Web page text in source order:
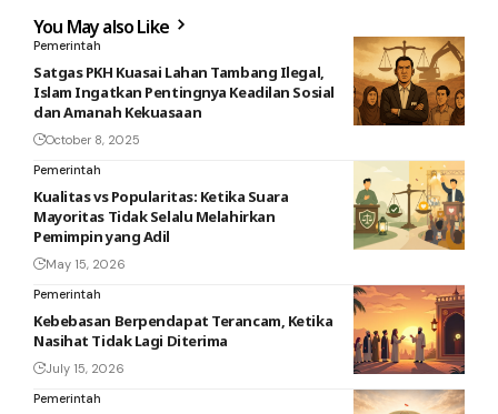
You May also Like
Pemerintah
Satgas PKH Kuasai Lahan Tambang Ilegal,
Islam Ingatkan Pentingnya Keadilan Sosial
dan Amanah Kekuasaan
October 8, 2025
Pemerintah
Kualitas vs Popularitas: Ketika Suara
Mayoritas Tidak Selalu Melahirkan
Pemimpin yang Adil
May 15, 2026
Pemerintah
Kebebasan Berpendapat Terancam, Ketika
Nasihat Tidak Lagi Diterima
July 15, 2026
Pemerintah